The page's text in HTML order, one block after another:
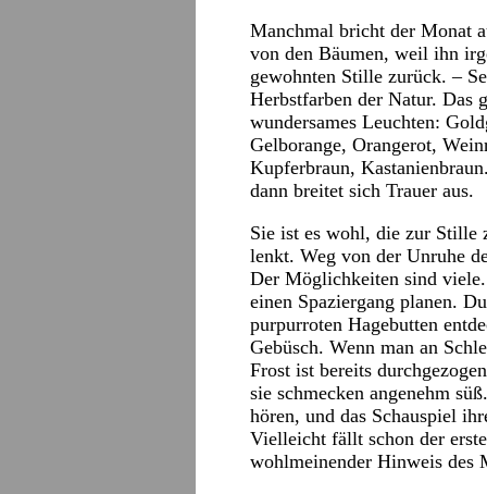
Manchmal bricht der Monat
von den Bäumen, weil ihn
gewohnten Stille zurück. –
Herbstfarben der Natur. Das
wundersames Leuchten:
Gelborange, Orangerot,
Kupferbraun,
dann breitet sich Trauer aus.
Sie ist es wohl, die zur Stille
lenkt. Weg von der Unruhe
Der Möglichkeiten sind
einen Spaziergang planen.
purpurroten Hagebutten
Gebüsch. Wenn man an
Frost ist bereits
sie schmecken angenehm
hören, und das Schauspiel
Vielleicht fällt schon der
wohlmeinender Hinweis des